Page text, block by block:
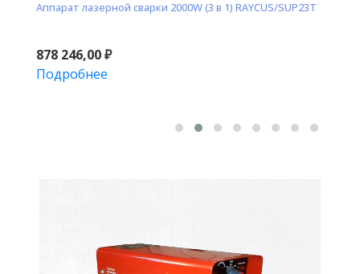
Аппарат лазерной сварки 1500W (3 в 1) RAYCUS/SUP23T
679 932,00₽